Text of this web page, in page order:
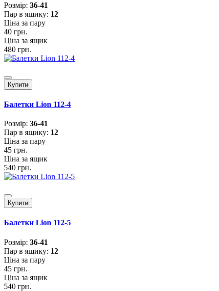
Розмiр: 36-41
Пар в ящику: 12
Ціна за пару
40 грн.
Ціна за ящик
480 грн.
Купити
Балетки Lion 112-4
Розмiр: 36-41
Пар в ящику: 12
Ціна за пару
45 грн.
Ціна за ящик
540 грн.
Купити
Балетки Lion 112-5
Розмiр: 36-41
Пар в ящику: 12
Ціна за пару
45 грн.
Ціна за ящик
540 грн.